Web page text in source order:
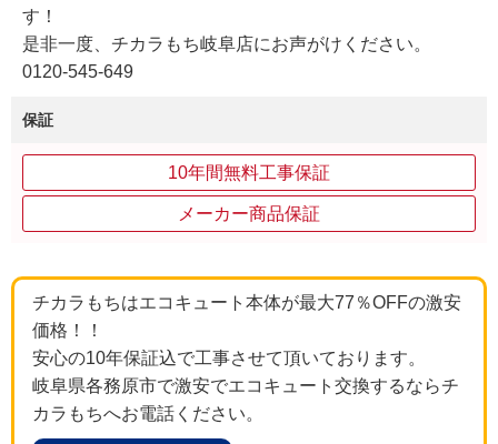
す！
是非一度、チカラもち岐阜店にお声がけください。
0120-545-649
保証
10年間無料工事保証
メーカー商品保証
チカラもちはエコキュート本体が最大77％OFFの激安
価格！！
安心の10年保証込で工事させて頂いております。
岐阜県各務原市で激安でエコキュート交換するならチ
カラもちへお電話ください。